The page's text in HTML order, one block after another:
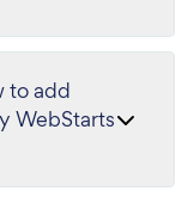
to add
WebStarts